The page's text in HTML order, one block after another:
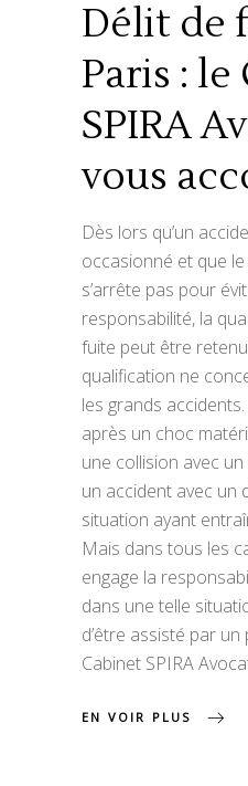
Délit de
Paris :
SPIRA
vous
Dès lors qu’un
occasionné et que
s’arrête pas pour
responsabilité, la
fuite peut être
qualification ne
les grands
après un choc
une collision avec
un accident avec un
situation ayant
Mais dans tous les
engage la
dans une telle
d’être assisté par
Cabinet SPIRA
EN VOIR PLUS